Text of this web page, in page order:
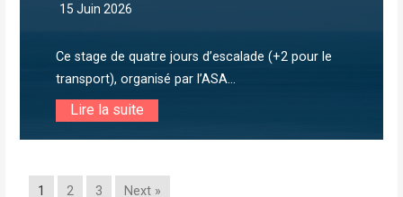
15 Juin 2026
Ce stage de quatre jours d’escalade (+2 pour le
transport), organisé par l’ASA...
Lire la suite
1 2 3 Next »